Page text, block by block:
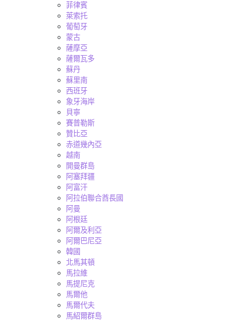
菲律賓
萊索托
葡萄牙
蒙古
薩摩亞
薩爾瓦多
蘇丹
蘇里南
西班牙
象牙海岸
貝寧
賽普勒斯
贊比亞
赤道幾內亞
越南
開曼群島
阿塞拜疆
阿富汗
阿拉伯聯合酋長國
阿曼
阿根廷
阿爾及利亞
阿爾巴尼亞
韓國
北馬其頓
馬拉維
馬提尼克
馬爾他
馬爾代夫
馬紹爾群島